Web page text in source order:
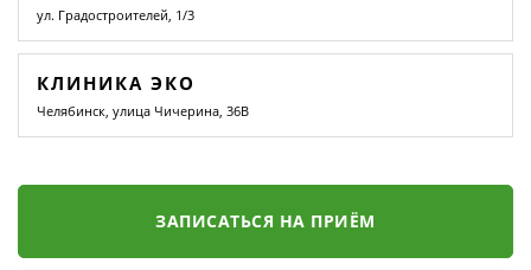
ул. Градостроителей, 1/3
КЛИНИКА ЭКО
Челябинск, улица Чичерина, 36В
ЗАПИСАТЬСЯ НА ПРИЁМ